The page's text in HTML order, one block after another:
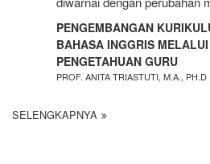
PENGEMBANGAN
BAHASA INGGRIS
PENGETAHUAN GURU
PROF. ANITA TRIASTUTI, M.A., PH.D
SELENGKAPNYA